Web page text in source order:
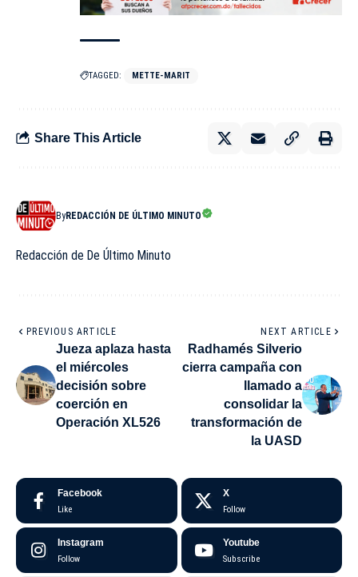
TAGGED: METTE-MARIT
Share This Article
ByREDACCIÓN DE ÚLTIMO MINUTO
Redacción de De Último Minuto
PREVIOUS ARTICLE
Jueza aplaza hasta
el miércoles
decisión sobre
coerción en
Operación XL526
NEXT ARTICLE
Radhamés Silverio
cierra campaña con
llamado a
consolidar la
transformación de
la UASD
Facebook
Like
X
Follow
Instagram
Follow
Youtube
Subscribe